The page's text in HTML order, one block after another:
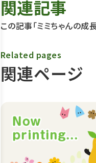
関連記事
この記事「ミミちゃんの成
関連ページ
Related pages